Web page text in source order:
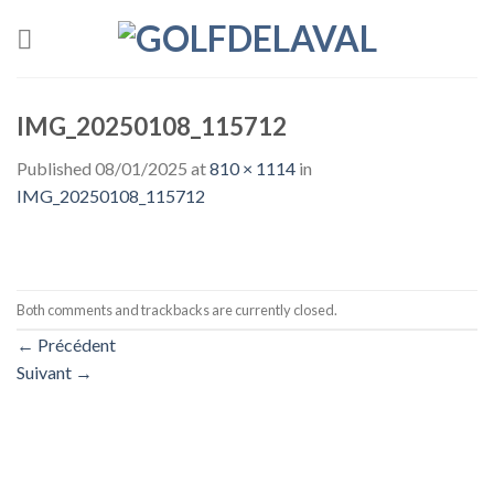
IMG_20250108_115712
Published 08/01/2025 at810 × 1114 in
IMG_20250108_115712
Both comments and trackbacks are currently closed.
← Précédent
Suivant →